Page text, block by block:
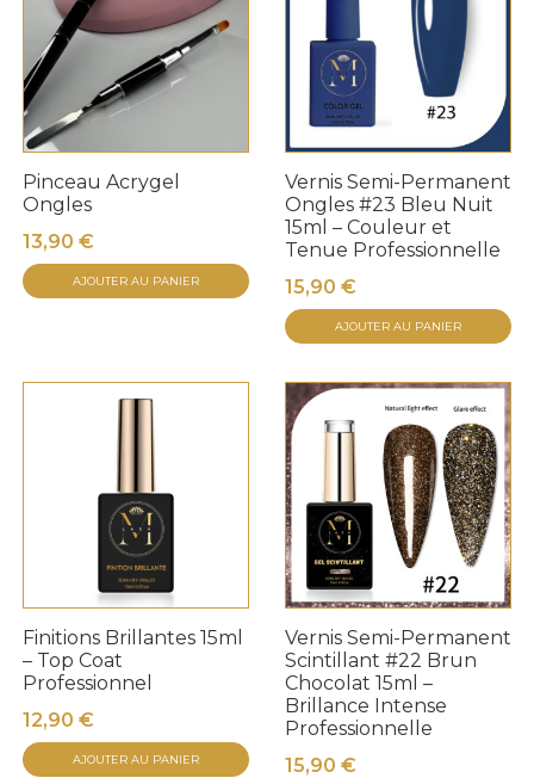
égalisant
Haute
Tenue
Pinceau Acrygel
Ongles
13,90 €
AJOUTER AU PANIER
Vernis Semi-Permanent
Ongles #23 Bleu Nuit
15ml – Couleur et
Tenue Professionnelle
15,90 €
AJOUTER AU PANIER
Finitions Brillantes 15ml
– Top Coat
Professionnel
12,90 €
AJOUTER AU PANIER
Vernis Semi-Permanent
Scintillant #22 Brun
Chocolat 15ml –
Brillance Intense
Professionnelle
15,90 €